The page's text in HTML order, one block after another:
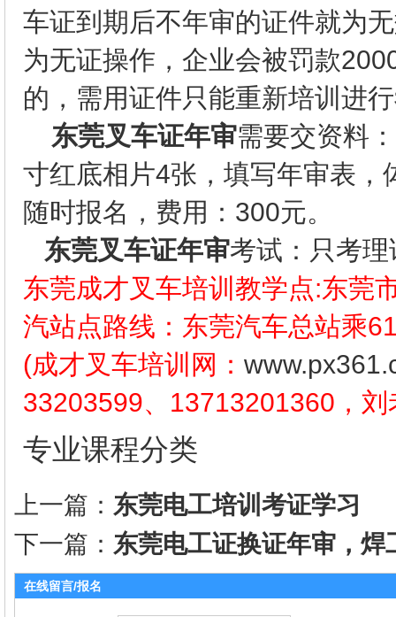
车证到期后不年审的证件就为
为无证操作，企业会被罚款
的，需用证件只能重新培训进行
东莞叉车证年审需要交资料
寸红底相片4张，填写年审表
随时报名，费用：300元。
东莞叉车证年审考试：只考
东莞成才叉车培训教学点:东莞
汽站点路线：东莞汽车总站乘
(成才叉车培训网：
33203599、13713201360，
专业课程分类
上一篇： 东莞电工培训考证学习
下一篇： 东莞电工证换证年审，焊
在线留言/报名